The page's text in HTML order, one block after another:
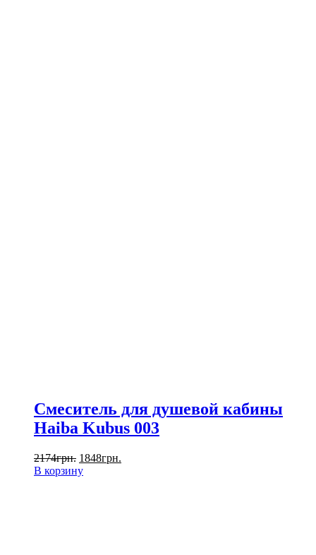
Смеситель для душевой кабины
Haiba Kubus 003
2174грн. 1848грн.
В корзину